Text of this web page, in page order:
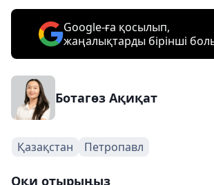
Google-ға қосылып,
жаңалықтарды бірінші
Ботагөз Ақиқат
Қазақстан Петропавл
Оқи отырыңыз